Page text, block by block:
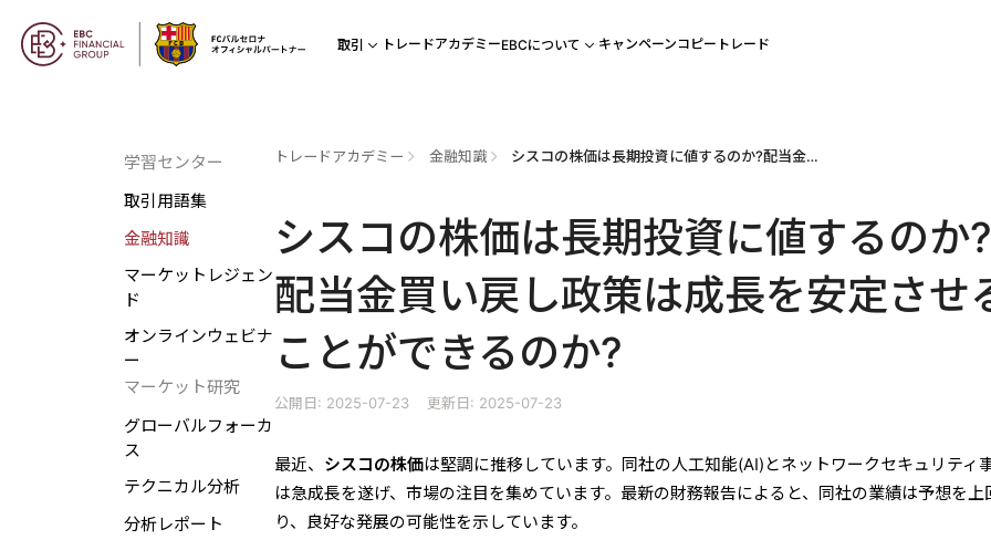
取引 トレードアカデミーEBCについて キャンペーンコピートレード
学習センター
取引用語集
金融知識
マーケットレジェン
ド
オンラインウェビナ
ー
マーケット研究
グローバルフォーカ
ス
テクニカル分析
分析レポート
トレードアカデミー 金融知識 シスコの株価は長期投資に値するのか?配当金買い戻し政策は成長を安定させることができるのか?
シスコの株価は長期投資に値するのか?
配当金買い戻し政策は成長を安定させ
ことができるのか?
公開日: 2025-07-23 更新日: 2025-07-23
最近、 シスコの株価は堅調に推移しています。同社の人工知能(AI)とネットワークセキュリティ
は急成長を遂げ、市場の注目を集めています。最新の財務報告によると、同社の業績は予想を上
り、良好な発展の可能性を示しています。